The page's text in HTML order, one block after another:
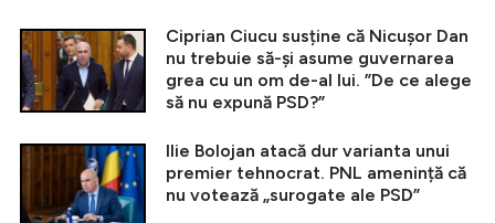
Ciprian Ciucu susține că Nicușor Dan
nu trebuie să-și asume guvernarea
grea cu un om de-al lui. ”De ce alege
să nu expună PSD?”
Ilie Bolojan atacă dur varianta unui
premier tehnocrat. PNL amenință că
nu votează „surogate ale PSD”